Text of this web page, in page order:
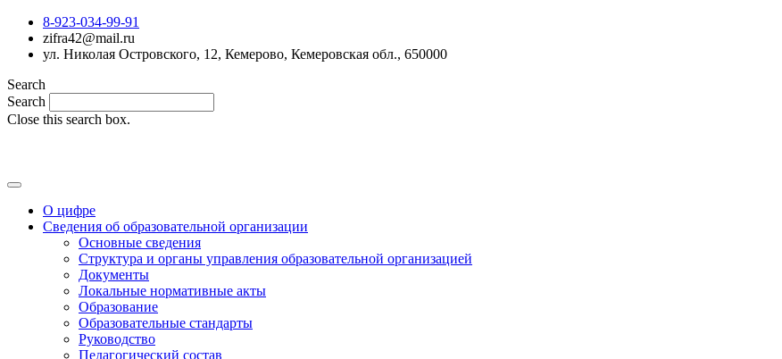
8-923-034-99-91
zifra42@mail.ru
ул. Николая Островского, 12, Кемерово, Кемеровская обл., 650000
Search
Search
Close this search box.
О цифре
Сведения об образовательной организации
Основные сведения
Структура и органы управления образовательной организацией
Документы
Локальные нормативные акты
Образование
Образовательные стандарты
Руководство
Педагогический состав